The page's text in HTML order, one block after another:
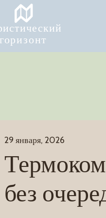
горизонт
без
29 января, 2026